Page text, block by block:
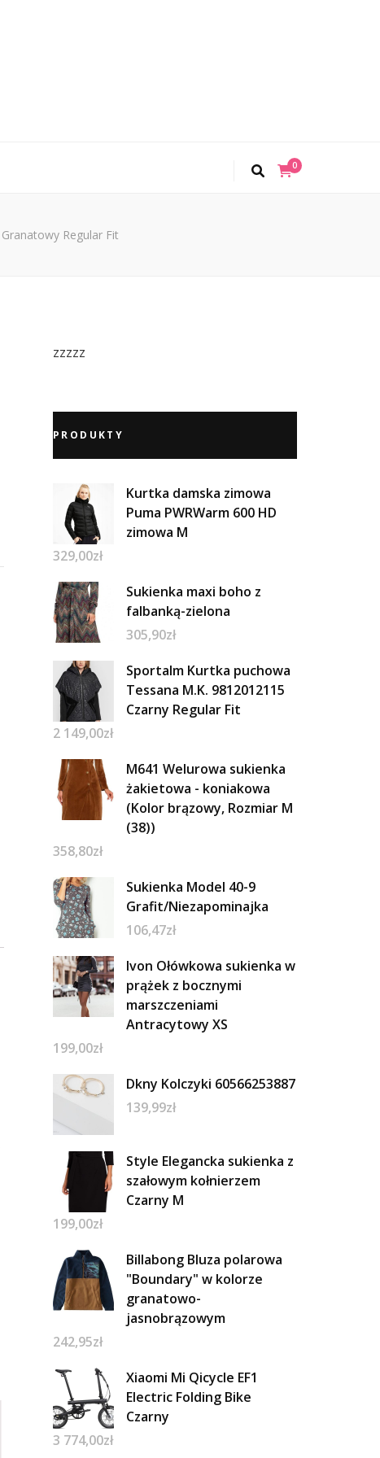
0
Regular Fit
zzzzz
PRODUKTY
Kurtka damska zimowa
Puma PWRWarm 600 HD
zimowa M
329,00zł
Sukienka maxi boho z
falbanką-zielona
305,90zł
Sportalm Kurtka puchowa
Tessana M.K. 9812012115
Czarny Regular Fit
2 149,00zł
M641 Welurowa sukienka
żakietowa - koniakowa
(Kolor brązowy, Rozmiar M
(38))
358,80zł
Sukienka Model 40-9
Grafit/Niezapominajka
106,47zł
Ivon Ołówkowa sukienka w
prążek z bocznymi
marszczeniami
Antracytowy XS
199,00zł
Dkny Kolczyki 60566253887
139,99zł
Style Elegancka sukienka z
szałowym kołnierzem
Czarny M
199,00zł
Billabong Bluza polarowa
"Boundary" w kolorze
granatowo-
jasnobrązowym
242,95zł
Xiaomi Mi Qicycle EF1
Electric Folding Bike
Czarny
3 774,00zł